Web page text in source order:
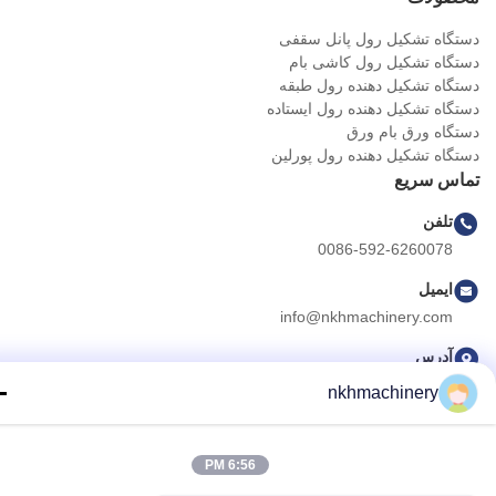
تشکیل رول پانل سقفی
تشکیل رول کاشی بام
تشکیل دهنده رول طبقه
تشکیل دهنده رول ایستاده
ورق بام ورق
تشکیل دهنده رول پورلین
سریع
تلفن
0086-592-6260078
ایمیل
info@nkhmachinery.com
آدرس
شماره 503-3، جاده Hangtian، Guankou، Jimei، Xiamen، چین
سیاست حفظ حریم خصوصی|نقشه سایت
nkhmachinery
6:56 PM